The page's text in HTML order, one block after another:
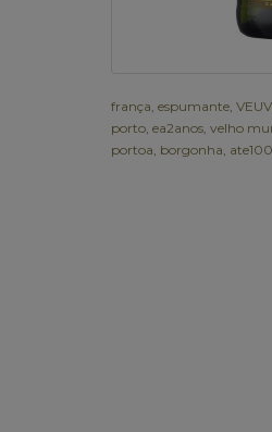
frança espumante
porto ea2anos velho
portoa borgonha ate100